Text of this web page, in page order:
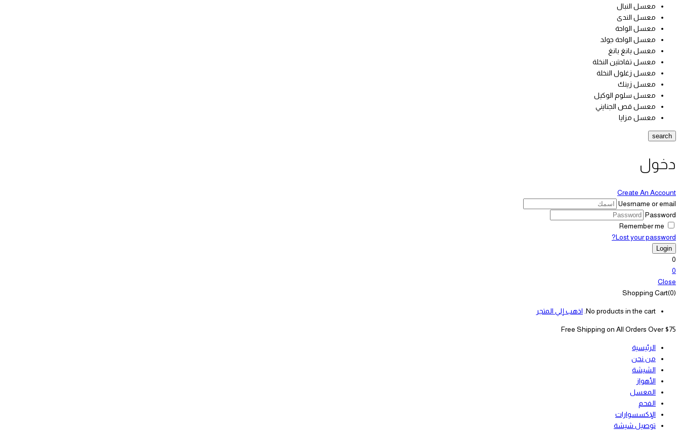
معسل النبال
معسل الندى
معسل الواحة
معسل الواحة جولد
معسل بانغ بانغ
معسل تفاحتين النخلة
معسل زغلول النخلة
معسل زينك
معسل سلوم الوكيل
معسل قص الجنايني
معسل مزايا
search
دخول
Create An Account
Uesrname or email
Password
Remember me
Lost your password?
0
0
Close
Shopping Cart(0)
No products in the cart. اذهب إلي المتجر
Free Shipping on All Orders Over $75
الرئيسية
من نحن
الشيشة
الأهواز
المعسل
الفحم
الإكسسوارات
توصيل شيشة